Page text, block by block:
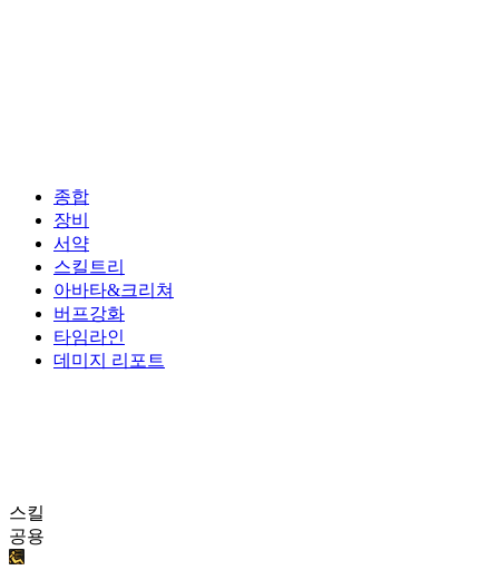
종합
장비
서약
스킬트리
아바타&크리쳐
버프강화
타임라인
데미지 리포트
스킬
공용